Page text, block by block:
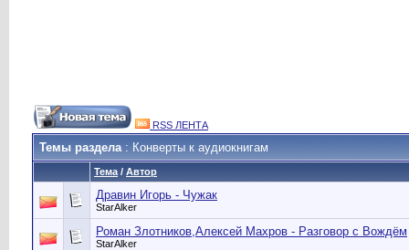
RSS ЛЕНТА
Темы раздела: Конверты к аудиокнигам
Тема / Автор
Дравин Игорь - Чужак
StarAlker
Роман Злотников,Алексей Махров - Разговор с Вождём
StarAlker